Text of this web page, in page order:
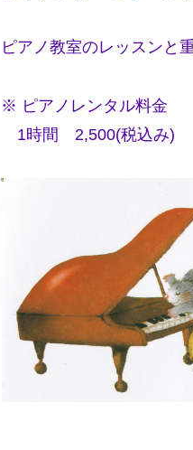
ピアノ教室のレッスンと
※ ピアノレンタル料金
1時間 2,500(税込み)